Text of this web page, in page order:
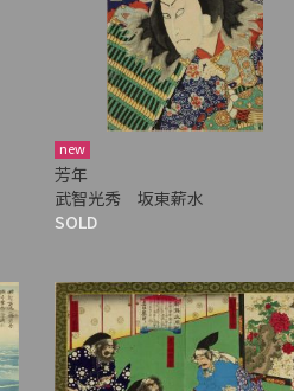
new
芳年
武智光秀 坂東薪水
SOLD